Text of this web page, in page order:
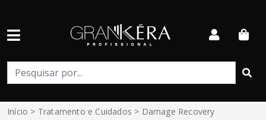
Início > Tratamento e Cuidados > Damage Recovery